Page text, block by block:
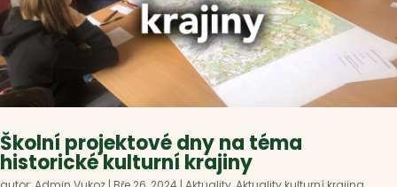
Školní projektové dny na téma
historické kulturní krajiny